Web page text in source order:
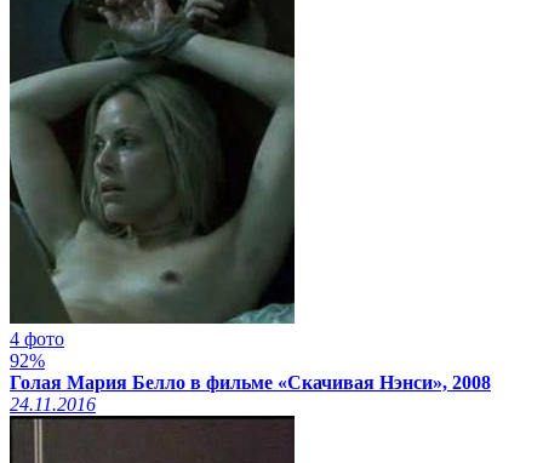
4 фото
92%
Голая Мария Белло в фильме «Скачивая Нэнси», 2008
24.11.2016